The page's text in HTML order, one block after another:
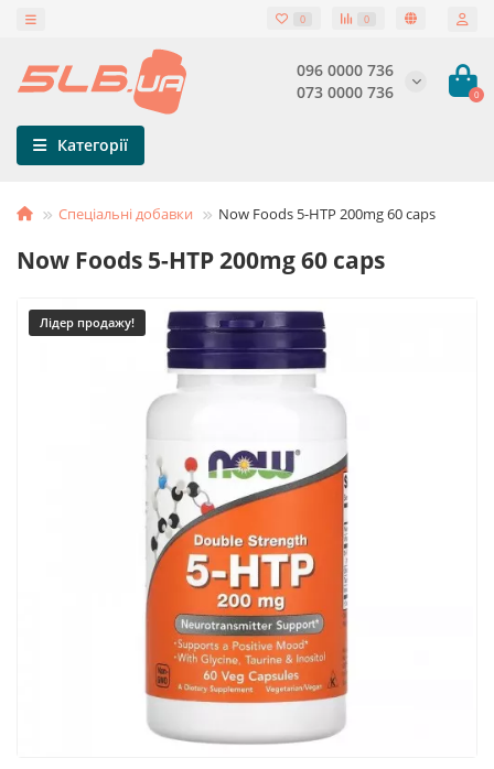
0 0
096 0000 736
073 0000 736
0
Категорії
Спеціальні добавки Now Foods 5-HTP 200mg 60 caps
Now Foods 5-HTP 200mg 60 caps
Лідер продажу!